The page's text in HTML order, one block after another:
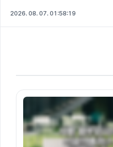
2026. 08. 07. 01:58:20